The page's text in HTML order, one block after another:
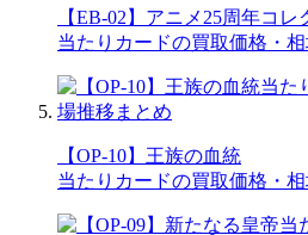
【EB-02】アニメ25周年コレ
当たりカードの買取価格・
【OP-10】王族の血統
当たりカードの買取価格・